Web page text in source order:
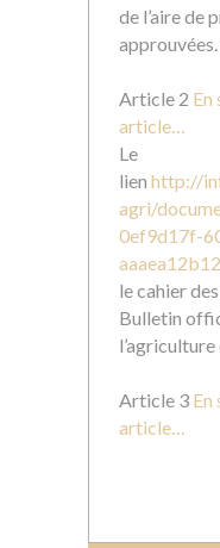
de l’aire de
approuvées.
Article 2 En
article…
Le
lien http://
agri/
0ef9d17f-
le cahier
Bulletin
Article 3 En
article…